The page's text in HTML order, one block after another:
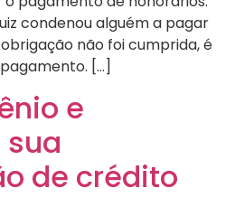
condenou alguém a pagar
não foi cumprida, é
[…]
e
de crédito